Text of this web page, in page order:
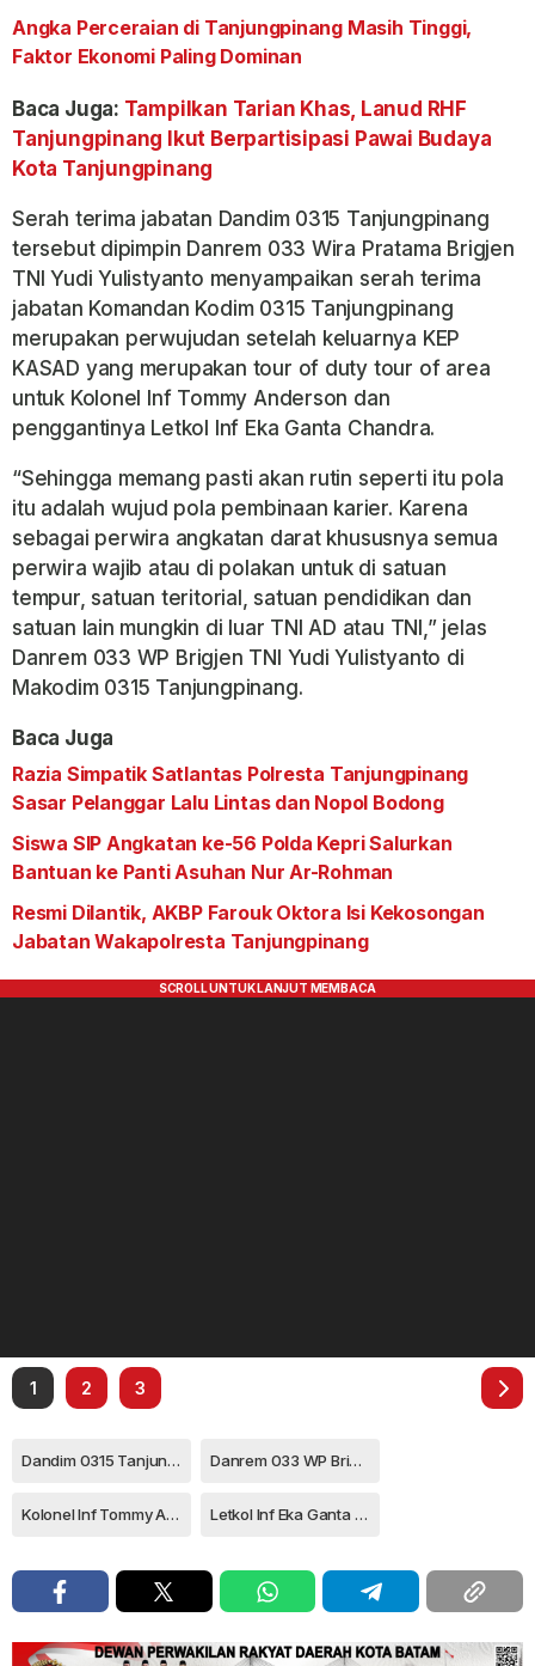
Angka Perceraian di Tanjungpinang Masih Tinggi,
Faktor Ekonomi Paling Dominan
Baca Juga: Tampilkan Tarian Khas, Lanud RHF
Tanjungpinang Ikut Berpartisipasi Pawai Budaya
Kota Tanjungpinang
Serah terima jabatan Dandim 0315 Tanjungpinang
tersebut dipimpin Danrem 033 Wira Pratama Brigjen
TNI Yudi Yulistyanto menyampaikan serah terima
jabatan Komandan Kodim 0315 Tanjungpinang
merupakan perwujudan setelah keluarnya KEP
KASAD yang merupakan tour of duty tour of area
untuk Kolonel Inf Tommy Anderson dan
penggantinya Letkol Inf Eka Ganta Chandra.
“Sehingga memang pasti akan rutin seperti itu pola
itu adalah wujud pola pembinaan karier. Karena
sebagai perwira angkatan darat khususnya semua
perwira wajib atau di polakan untuk di satuan
tempur, satuan teritorial, satuan pendidikan dan
satuan lain mungkin di luar TNI AD atau TNI,” jelas
Danrem 033 WP Brigjen TNI Yudi Yulistyanto di
Makodim 0315 Tanjungpinang.
Baca Juga
Razia Simpatik Satlantas Polresta Tanjungpinang
Sasar Pelanggar Lalu Lintas dan Nopol Bodong
Siswa SIP Angkatan ke-56 Polda Kepri Salurkan
Bantuan ke Panti Asuhan Nur Ar-Rohman
Resmi Dilantik, AKBP Farouk Oktora Isi Kekosongan
Jabatan Wakapolresta Tanjungpinang
1 2 3
Dandim 0315 Tanjungpinang Danrem 033 WP Brigjen TNI Yudi Yulistyanto
Kolonel Inf Tommy Anderson Letkol Inf Eka Ganta Chandra